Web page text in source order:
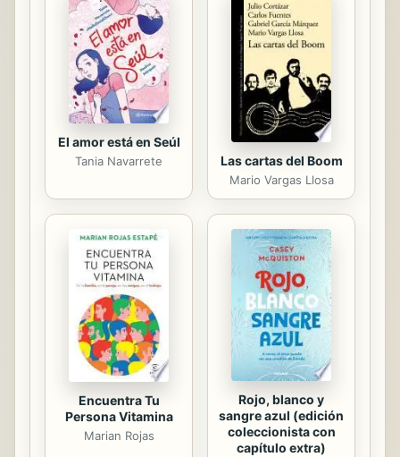
los montos de defraudación al
Estado. En efecto, la corrupción
tiene implicaciones más graves como
la violación de derechos
fundamentales, ineficiencias en la
ejecución de ...
El amor está en Seúl
Tania Navarrete Las cartas del Boom
Mario Vargas Llosa
Encuentra Tu
Persona Vitamina
Marian Rojas
Rojo, blanco y
sangre azul (edición
coleccionista con
capítulo extra)